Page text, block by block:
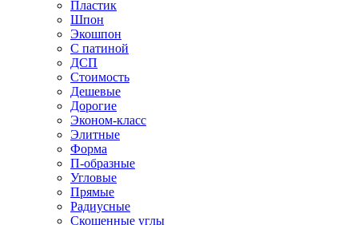
Пластик
Шпон
Экошпон
С патиной
ДСП
Стоимость
Дешевые
Дорогие
Эконом-класс
Элитные
Форма
П-образные
Угловые
Прямые
Радиусные
Скошенные углы